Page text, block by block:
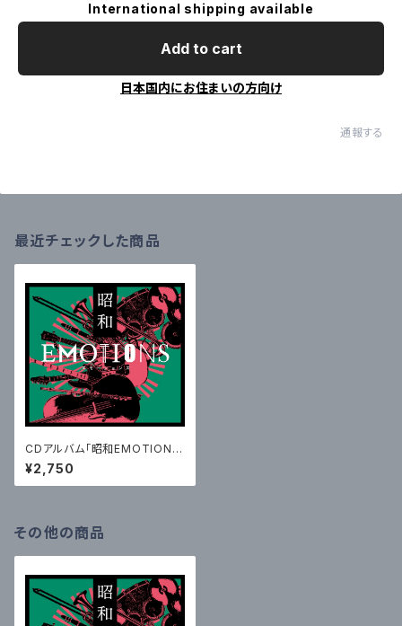
International shipping available
Add to cart
日本国内にお住まいの方向け
通報する
最近チェックした商品
CDアルバム「昭和EMOTION
S」
¥2,750
その他の商品